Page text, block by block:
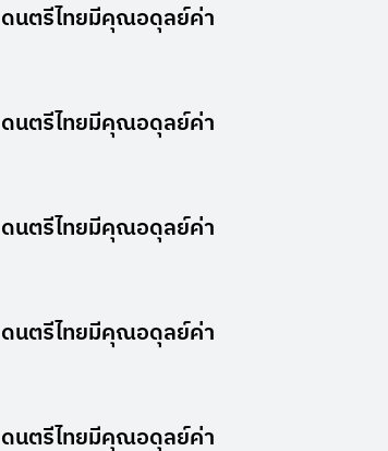
ดนตรีไทยมีคุณอดุลย์ค่า
ดนตรีไทยมีคุณอดุลย์ค่า
ดนตรีไทยมีคุณอดุลย์ค่า
ดนตรีไทยมีคุณอดุลย์ค่า
ดนตรีไทยมีคุณอดุลย์ค่า